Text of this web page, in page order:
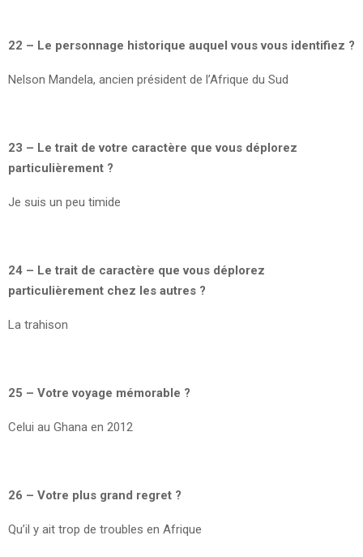
22 – Le personnage historique auquel vous vous identifiez ?
Nelson Mandela, ancien président de l’Afrique du Sud
23 – Le trait de votre caractère que vous déplorez
particulièrement ?
Je suis un peu timide
24 – Le trait de caractère que vous déplorez
particulièrement chez les autres ?
La trahison
25 – Votre voyage mémorable ?
Celui au Ghana en 2012
26 – Votre plus grand regret ?
Qu’il y ait trop de troubles en Afrique